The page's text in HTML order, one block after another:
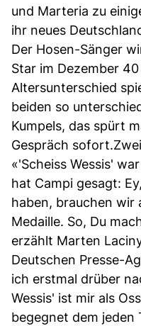
und Marteria zu
ihr neues
Der Hosen-Sänger
Star im Dezember
Altersunterschied
beiden so
Kumpels, das spürt
Gespräch
«'Scheiss Wessis'
hat Campi gesagt:
haben, brauchen wir
Medaille. So, Du
erzählt Marten
Deutschen Presse-
ich erstmal drüber
Wessis' ist mir als
begegnet dem jeden